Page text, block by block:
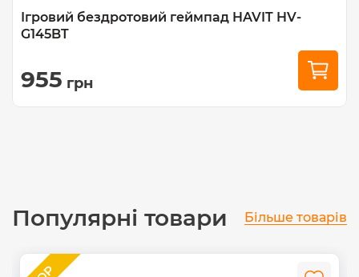
Ігровий бездротовий геймпад HAVIT HV-
G145BT
955 грн
Популярні товари Більше товарів